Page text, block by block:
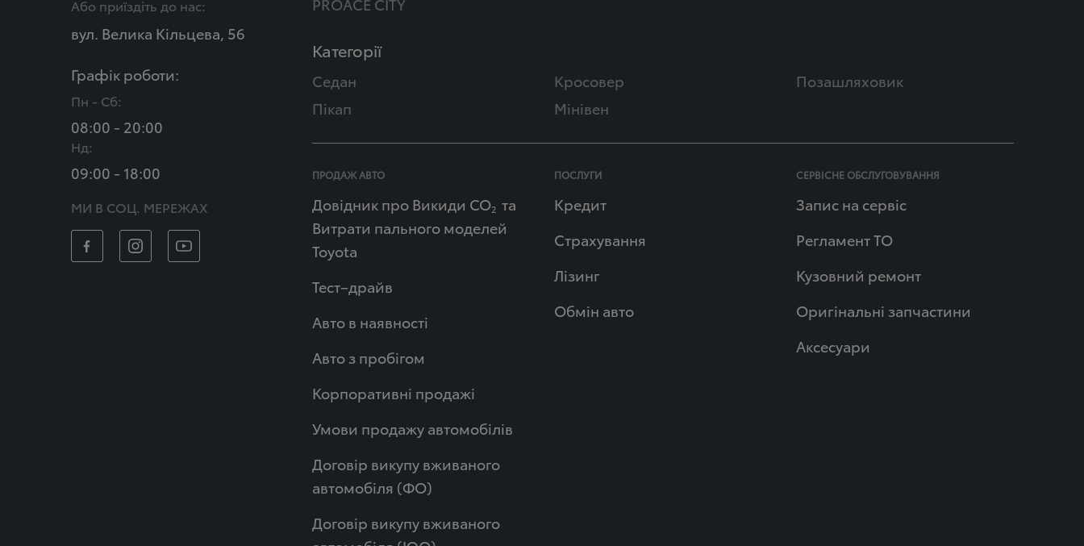
Або приїздіть до нас:
вул. Велика Кільцева, 56
Графік роботи:
Пн - Сб:
08:00 - 20:00
Нд:
09:00 - 18:00
МИ В СОЦ. МЕРЕЖАХ
Категорії
Седан Кросовер
Позашляховик
Пікап
Мінівен
ПРОДАЖ АВТО
Довідник про Викиди СО2 та
Витрати пального моделей
Toyota
Тест–драйв
Авто в наявності
Авто з пробігом
Корпоративні продажі
Умови продажу автомобілів
Договір викупу вживаного
автомобіля (ФО)
Договір викупу вживаного
ПОСЛУГИ
Кредит
Страхування
Лізинг
Обмін авто
СЕРВІСНЕ ОБСЛУГОВУВАННЯ
Запис на сервіс
Регламент ТО
Кузовний ремонт
Оригінальні запчастини
Аксесуари